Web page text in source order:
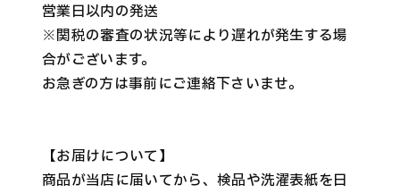
営業日以内の発送
※関税の審査の状況等により遅れが発生する場
合がございます。
お急ぎの方は事前にご連絡下さいませ。
【お届けについて】
商品が当店に届いてから、検品や洗濯表紙を日